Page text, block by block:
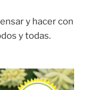
y hacer con
y todas.